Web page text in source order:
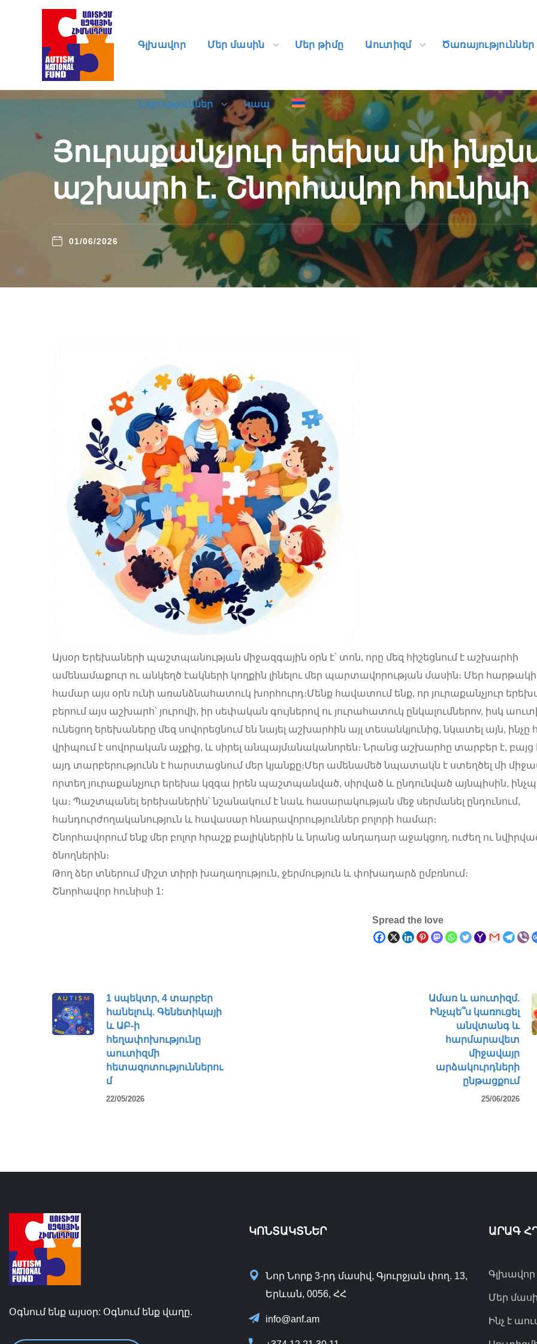
Գլխավոր Մեր մասին Մեր թիմը Աուտիզմ Ծառայություններ
Նորություններ Կապ
Յուրաքանչյուր երեխա մի
աշխարհ է. Շնորհավոր հունիսի
01/06/2026
Այսօր Երեխաների պաշտպանության միջազգային օրն է՝ տոն, որը մեզ հիշեցնում է աշխարհի
ամենամաքուր ու անկեղծ էակների կողքին լինելու մեր պարտավորության մասին։ Մեր հարթակի
համար այս օրն ունի առանձնահատուկ խորհուրդ։Մենք հավատում ենք, որ յուրաքանչյուր երեխա
բերում այս աշխարհ՝ յուրովի, իր սեփական գույներով ու յուրահատուկ ընկալումներոv, իսկ
ունեցող երեխաները մեզ սովորեցնում են նայել աշխարհին այլ տեսանկյունից, նկատել այն,
վրիպում է սովորական աչքից, և սիրել անպայմանականորեն։ Նրանց աշխարհը տարբեր է, բայց
այդ տարբերությունն է հարստացնում մեր կյանքը։Մեր ամենամեծ նպատակն է ստեղծել մի
որտեղ յուրաքանչյուր երեխա կզգա իրեն պաշտպանված, սիրված և ընդունված այնպիսին,
կա։ Պաշտպանել երեխաներին՝ նշանակում է նաև հասարակության մեջ սերմանել ընդունում,
հանդուրժողականություն և հավասար հնարավորություններ բոլորի համար։
Շնորհավորում ենք մեր բոլոր հրաշք բալիկներին և նրանց անդադար աջակցող, ուժեղ ու
ծնողներին։
Թող ձեր տներում միշտ տիրի խաղաղություն, ջերմություն և փոխադարձ ըմբռնում։
Շնորհավոր հունիսի 1:
Spread the love
1 սպեկտր, 4 տարբեր
հանելուկ. Գենետիկայի
և ԱԲ-ի
հեղափոխությունը
աուտիզմի
հետազոտություններու
մ
22/05/2026
Ամառ և աուտիզմ.
Ինչպե՞ս կառուցել
անվտանգ և
հարմարավետ
միջավայր
արձակուրդների
ընթացքում
25/06/2026
Օգնում ենք այսօր: Օգնում ենք վաղը.
ԿՈՆՏԱԿՏՆԵՐ
Նոր Նորք 3-րդ մասիվ, Գյուրջյան փող. 13,
Երևան, 0056, ՀՀ
info@anf.am
ԱՐԱԳ
Գլխավոր
Մեր
Ինչ է